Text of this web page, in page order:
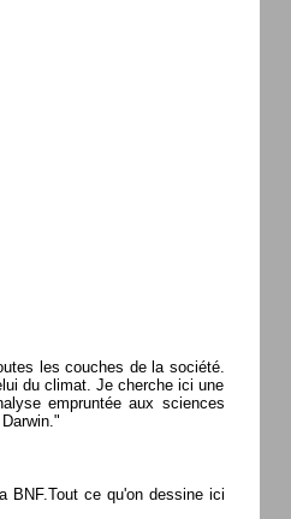
les couches de la société.
du climat. Je cherche ici une
empruntée aux sciences
BNF.Tout ce qu'on dessine ici